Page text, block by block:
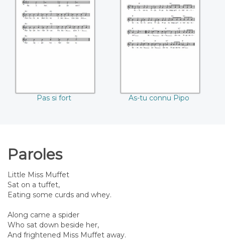
Pas si fort
Pas si fort
As-tu connu Pipo
As-tu connu Pipo
Paroles
Little Miss Muffet
Sat on a tuffet,
Eating some curds and whey.
Along came a spider
Who sat down beside her,
And frightened Miss Muffet away.